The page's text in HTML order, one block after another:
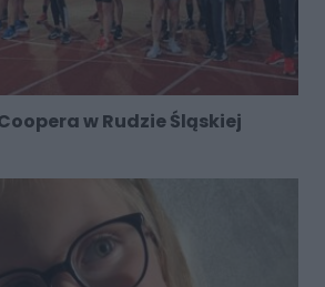
w Rudzie Śląskiej